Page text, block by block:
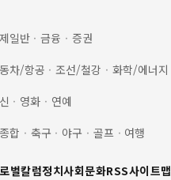
일반 · 금융 · 증권
차/항공 · 조선/철강 · 화학/에너지
· 영화 · 연예
종합 · 축구 · 야구 · 골프 · 여행
벌칼럼정치사회문화RSS사이트맵